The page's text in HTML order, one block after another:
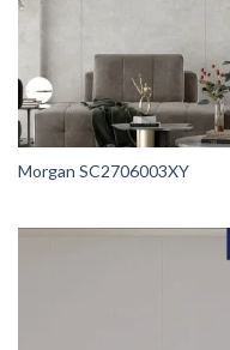
Morgan SC2706003XY